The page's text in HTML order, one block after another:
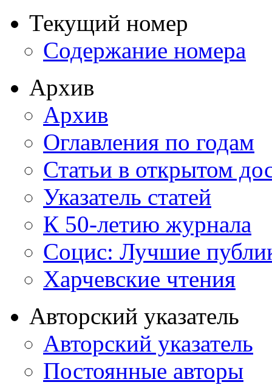
Текущий номер
Содержание номера
Архив
Архив
Оглавления по годам
Статьи в открытом
Указатель статей
К 50-летию журнала
Социс: Лучшие
Харчевские чтения
Авторский указатель
Авторский указатель
Постоянные авторы